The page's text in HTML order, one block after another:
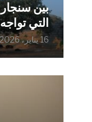
بين
التي
16 يناير، 2026